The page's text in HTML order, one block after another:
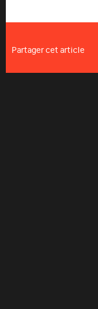
Partager cet article